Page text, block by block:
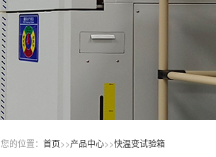
您的位置： 首页>>产品中心>>快温变试验箱